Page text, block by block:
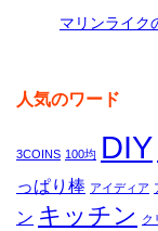
マリンライク
人気のワード
3COINS 100均 DIY
っぱり棒 アイディア
ン キッチン ク